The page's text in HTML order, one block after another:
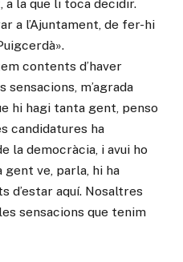
a la que li toca decidir.
a l’Ajuntament, de fer-hi
contents d’haver
m’agrada
hi hagi tanta gent, penso
candidatures ha
la democràcia, i avui ho
gent ve, parla, hi ha
aquí. Nosaltres
sensacions que tenim